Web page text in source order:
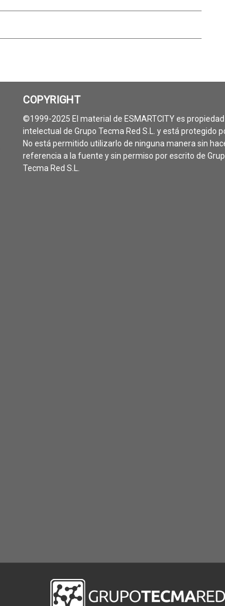
COPYRIGHT
©1999-2025 El material de ESMARTCITY es propiedad
intelectual de Grupo Tecma Red S.L. y está protegido
No está permitido utilizarlo de ninguna manera sin
referencia a la fuente y sin permiso por escrito de
Tecma Red S.L.